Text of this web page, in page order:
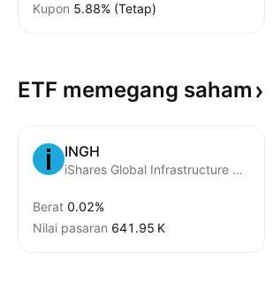
Kupon 5.88% (Tetap)
ETF memegang saham
INGH
iShares Global Infrastructure UCITS ETF AccumHedged GBP
Berat 0.02%
Nilai pasaran ‪641.95 K‬